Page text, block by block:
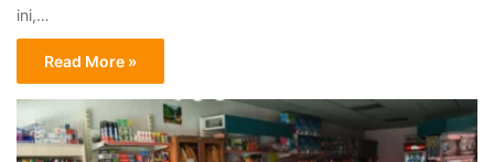
ini,…
Read More »